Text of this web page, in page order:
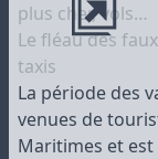
La période des
venues de
Maritimes et